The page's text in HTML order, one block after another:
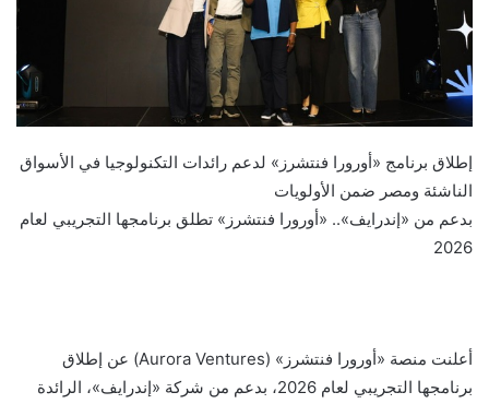
إطلاق برنامج «أورورا فنتشرز» لدعم رائدات التكنولوجيا في الأسواق
الناشئة ومصر ضمن الأولويات
بدعم من «إندرايف».. «أورورا فنتشرز» تطلق برنامجها التجريبي لعام
2026
أعلنت منصة «أورورا فنتشرز» (Aurora Ventures) عن إطلاق
برنامجها التجريبي لعام 2026، بدعم من شركة «إندرايف»، الرائدة